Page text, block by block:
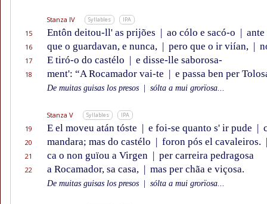
Stanza IV Syllables IPA
15 Entôn deitou-ll' as prijões | ao cólo e sacó-o | ante
16 que o guardavan, e nunca, | pero que o ir viían, |
17 E tiró-o do castélo | e disse-lle saborosa-
18 ment': “A Rocamador vai-te | e passa ben per
De muitas guisas los presos sólta a mui grorïosa...
Stanza V Syllables IPA
19 E el moveu atán tóste | e foi-se quanto s' ir pude |
20 mandara; mas do castélo | foron pós el cavaleiros. |
21 ca o non guïou a Virgen | per carreira pedragosa
22 a Rocamador, sa casa, | mas per chãa e viçosa.
De muitas guisas los presos sólta a mui grorïosa...